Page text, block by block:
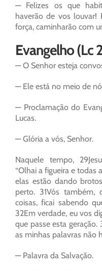
— Felizes os que
haverão de vos louvar!
força, caminharão com
Evangelho (Lc
— O Senhor esteja
— Ele está no meio de
— Proclamação do
Lucas.
— Glória a vós, Senhor.
Naquele tempo,
“Olhai a figueira e todas
elas estão dando
perto. 31Vós também,
coisas, ficai sabendo
32Em verdade, eu vos
que passe esta geração.
as minhas palavras não
— Palavra da Salvação.